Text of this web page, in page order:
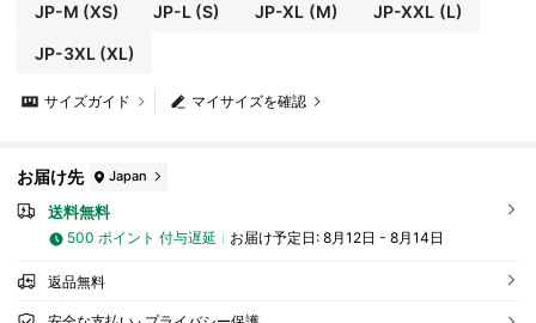
JP-M (XS) JP-L (S) JP-XL (M) JP-XXL (L)
JP-3XL(XL)
マイサイズを確認
サイズガイド
お届け先 Japan
送料無料
500 ポイント 付与遅延 お届け予定日: 8月12日 - 8月14日
返品無料